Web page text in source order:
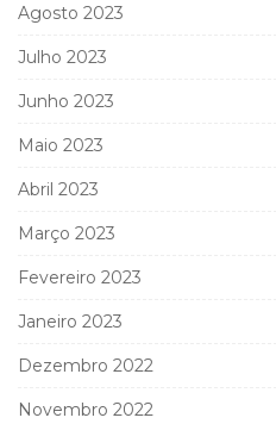
Agosto 2023
Julho 2023
Junho 2023
Maio 2023
Abril 2023
Março 2023
Fevereiro 2023
Janeiro 2023
Dezembro 2022
Novembro 2022